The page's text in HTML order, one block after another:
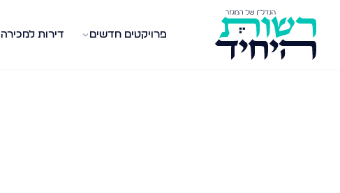
פרויקטים חדשים דירות למכירה